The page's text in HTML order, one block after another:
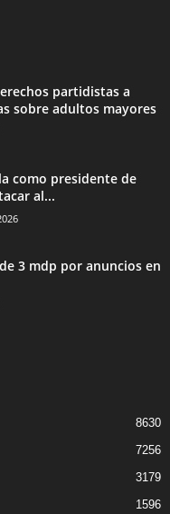
partidistas a
sobre adultos mayores
como presidente de
al...
3 mdp por anuncios en
8630
7256
3179
1596